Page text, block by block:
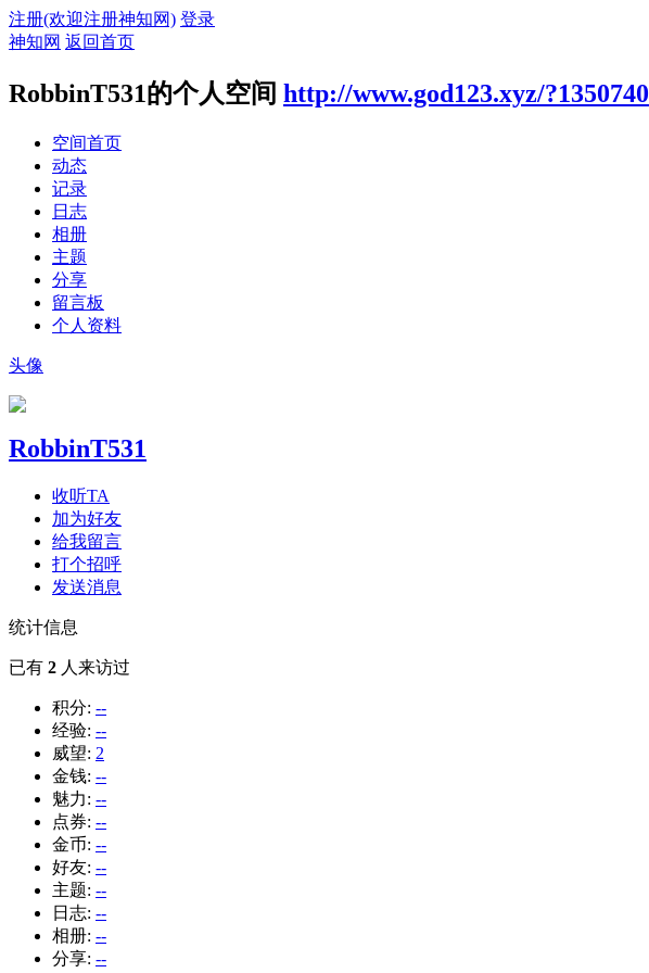
注册(欢迎注册神知网) 登录
神知网 返回首页
RobbinT531的个人空间 http://www.god123.xyz/?1350740
空间首页
动态
记录
日志
相册
主题
分享
留言板
个人资料
头像
RobbinT531
收听TA
加为好友
给我留言
打个招呼
发送消息
统计信息
已有 2 人来访过
积分: --
经验: --
威望: 2
金钱: --
魅力: --
点券: --
金币: --
好友: --
主题: --
日志: --
相册: --
分享: --